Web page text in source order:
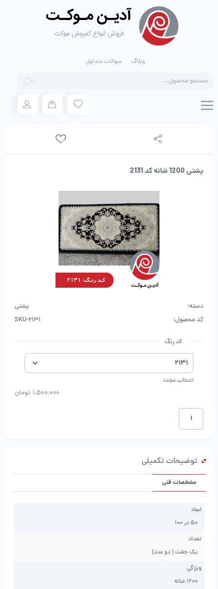
وبلاگ سوالات متداول
search
پشتی 1200 شانه کد 2131
دسته:
پشتی
کد محصول:
SKU-2131
کد رنگ
انتخاب مجدد
1,500,000 تومان
پشتی
1200
شانه
عددتوضیحات تکمیلی
مشخصات فنی
ابعاد
50 در 100
تعداد
یک جفت ( دو عدد)
ویژگی
1200 شانه